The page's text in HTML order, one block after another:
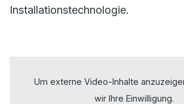
Installationstechnologie.
Um externe Video-Inhalte
wir Ihre Einwilligung.